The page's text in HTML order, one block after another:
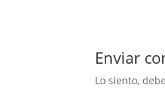
Enviar
Lo siento,